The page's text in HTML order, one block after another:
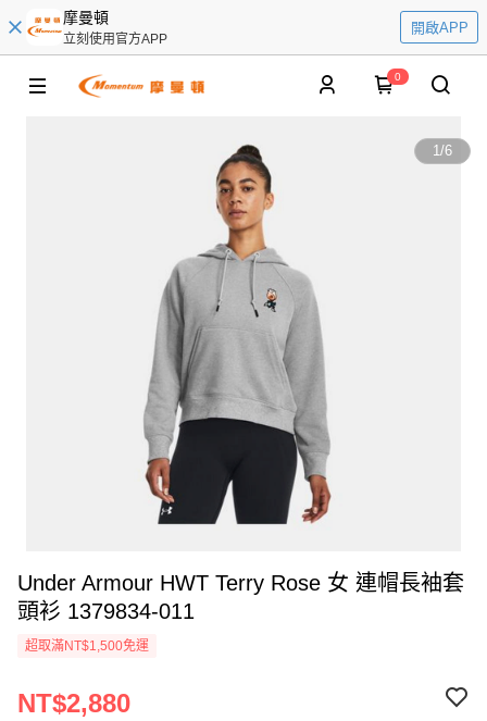
摩曼頓
立刻使用官方APP
開啟APP
0
1/6
Under Armour HWT Terry Rose 女 連帽長袖套
頭衫 1379834-011
超取滿NT$1,500免運
NT$2,880